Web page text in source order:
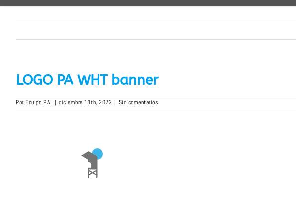
LOGO PA WHT banner
Por Equipo P.A. | diciembre 11th, 2022 | Sin comentarios